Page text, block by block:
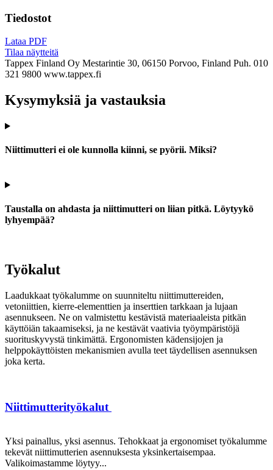
Tiedostot
Lataa PDF
Tilaa näytteitä
Tappex Finland Oy Mestarintie 30, 06150 Porvoo, Finland Puh. 010
321 9800 www.tappex.fi
Kysymyksiä ja vastauksia
Niittimutteri ei ole kunnolla kiinni, se pyörii. Miksi?
Taustalla on ahdasta ja niittimutteri on liian pitkä. Löytyykö
lyhyempää?
Työkalut
Laadukkaat työkalumme on suunniteltu niittimuttereiden,
vetoniittien, kierre-elementtien ja inserttien tarkkaan ja lujaan
asennukseen. Ne on valmistettu kestävistä materiaaleista pitkän
käyttöiän takaamiseksi, ja ne kestävät vaativia työympäristöjä
suorituskyvystä tinkimättä. Ergonomisten kädensijojen ja
helppokäyttöisten mekanismien avulla teet täydellisen asennuksen
joka kerta.
Niittimutterityökalut
Yksi painallus, yksi asennus. Tehokkaat ja ergonomiset työkalumme
tekevät niittimutterien asennuksesta yksinkertaisempaa.
Valikoimastamme löytyy...